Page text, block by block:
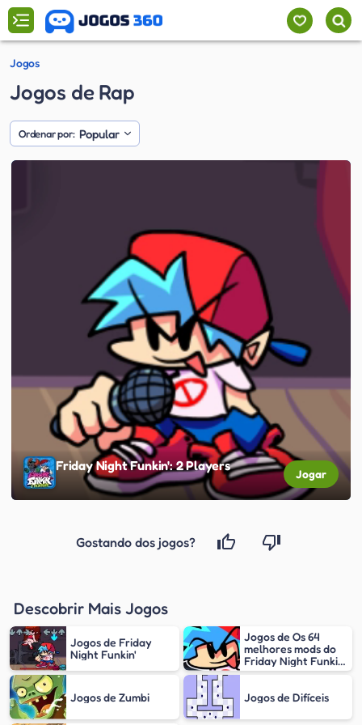
Jogos
Jogos de Rap
Ordenar por: Popular
Friday Night Funkin': 2 Players
Jogar
Gostando dos jogos?
Descobrir Mais Jogos
Jogos de Friday
Night Funkin'
Jogos de Os 64
melhores mods do
Friday Night Funkin'
(FNF)
Jogos de Zumbi
Jogos de Difíceis